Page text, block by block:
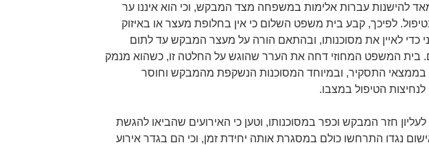
להישנות עברות אלימות במשפחה מצד המבקש, וכי הוא איננו ער
לפיכך, קבע בית משפט השלום כי אין בחלופת מעצר או באיזוק
כדי לאיין את מסוכנותו, ובהתאם הורה על מעצר המבקש עד לתום
בית המשפט המחוזי דחה את הערר שהוגש על החלטה זו, כשהוא מנמק
בממצאי התסקיר, ובמיוחד המסוכנות הנשקפת מהמבקש וחוסר
לנחיצות הטיפול במצבו.
חזר המבקש וכפר במסוכנותו, וטען כי האירועים שהביאו להגשת
נגדו התרחשו כולם במסגרת אותה יחידת זמן, וכי הם בגדר אירוע